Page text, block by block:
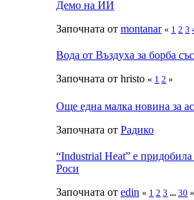
Демо на ИИ
Започната от montanar « 1 2 3
Вода от Въздуха за борба
Започната от hristo « 1 2 »
Още една малка новина за
Започната от Радико
“Industrial Heat” е
Роси
Започната от edin « 1 2 3 ... 30 »